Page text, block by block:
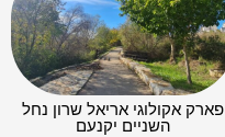
פארק אקולוגי אריאל שרון נחל
השניים יקנעם